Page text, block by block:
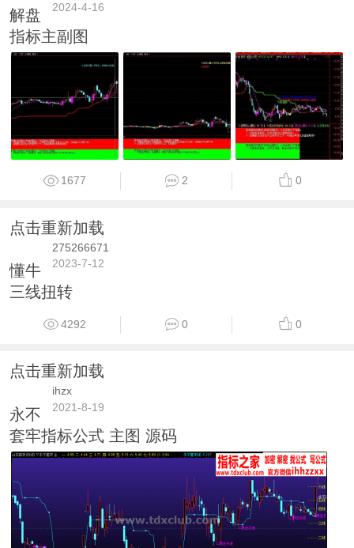
2024-4-16
解盘
指标主副图
1677 2 0
点击重新加载
275266671
2023-7-12
懂牛
三线扭转
4292 0 0
点击重新加载
ihzx
2021-8-19
永不
套牢指标公式 主图 源码